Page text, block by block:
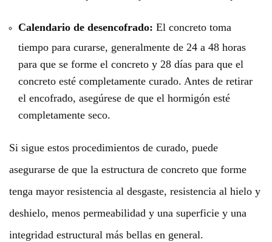
Calendario de desencofrado: El concreto toma
tiempo para curarse, generalmente de 24 a 48 horas
para que se forme el concreto y 28 días para que el
concreto esté completamente curado. Antes de retirar
el encofrado, asegúrese de que el hormigón esté
completamente seco.
Si sigue estos procedimientos de curado, puede
asegurarse de que la estructura de concreto que forme
tenga mayor resistencia al desgaste, resistencia al hielo y
deshielo, menos permeabilidad y una superficie y una
integridad estructural más bellas en general.